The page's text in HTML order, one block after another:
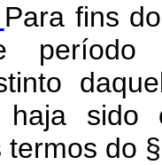
Para fins
haja sido
termos do